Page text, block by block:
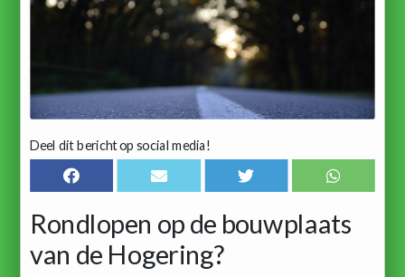
Deel dit bericht op social media!
Rondlopen op de bouwplaats
van de Hogering?